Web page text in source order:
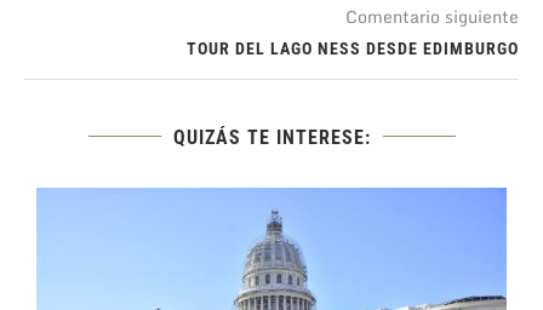
Comentario siguiente
TOUR DEL LAGO NESS DESDE EDIMBURGO
QUIZÁS TE INTERESE: